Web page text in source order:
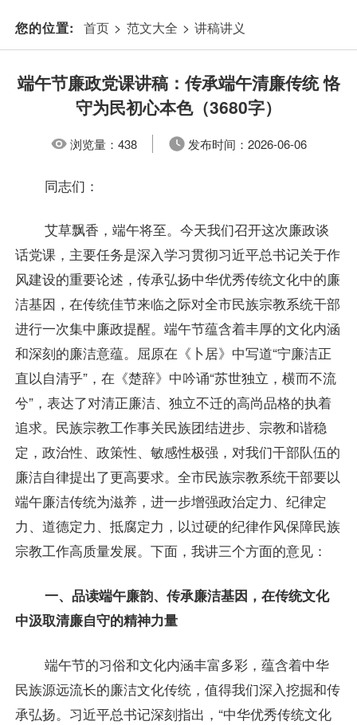
您的位置: 首页 > 范文大全 > 讲稿讲义
端午节廉政党课讲稿：传承端午清廉传统 恪
守为民初心本色（3680字）
浏览量：438 发布时间： 2026-06-06
同志们：
艾草飘香，端午将至。今天我们召开这次廉政谈
话党课，主要任务是深入学习贯彻习近平总书记关于作
风建设的重要论述，传承弘扬中华优秀传统文化中的廉
洁基因，在传统佳节来临之际对全市民族宗教系统干部
进行一次集中廉政提醒。端午节蕴含着丰厚的文化内涵
和深刻的廉洁意蕴。屈原在《卜居》中写道“宁廉洁正
直以自清乎”，在《楚辞》中吟诵“苏世独立，横而不流
兮”，表达了对清正廉洁、独立不迁的高尚品格的执着
追求。民族宗教工作事关民族团结进步、宗教和谐稳
定，政治性、政策性、敏感性极强，对我们干部队伍的
廉洁自律提出了更高要求。全市民族宗教系统干部要以
端午廉洁传统为滋养，进一步增强政治定力、纪律定
力、道德定力、抵腐定力，以过硬的纪律作风保障民族
宗教工作高质量发展。下面，我讲三个方面的意见：
一、品读端午廉韵、传承廉洁基因，在传统文化
中汲取清廉自守的精神力量
端午节的习俗和文化内涵丰富多彩，蕴含着中华
民族源远流长的廉洁文化传统，值得我们深入挖掘和传
承弘扬。习近平总书记深刻指出，“中华优秀传统文化